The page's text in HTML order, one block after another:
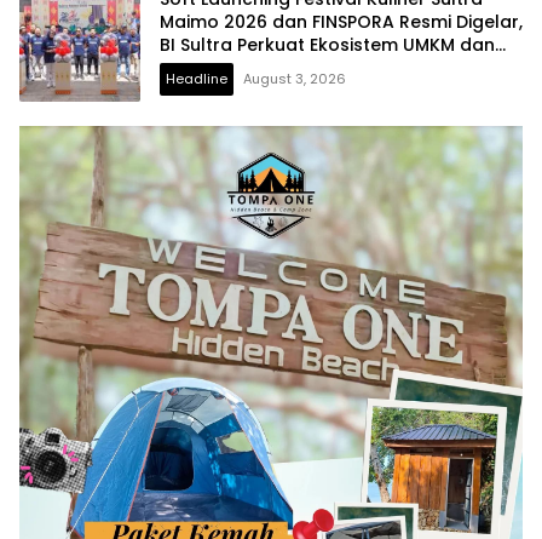
Maimo 2026 dan FINSPORA Resmi Digelar,
BI Sultra Perkuat Ekosistem UMKM dan
Digitalisasi Ekonomi
Headline August 3, 2026